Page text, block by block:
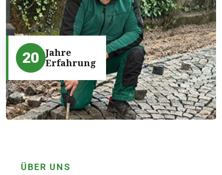
20 Jahre
Erfahrung
ÜBER UNS